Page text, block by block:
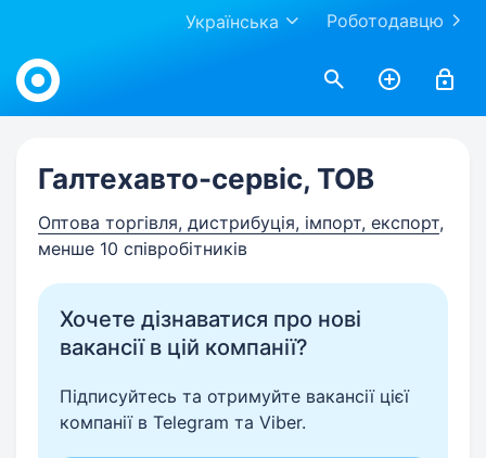
Роботодавцю
Українська
Work.ua
Галтехавто-сервіс, ТОВ
Оптова торгівля, дистрибуція, імпорт, експорт,
менше 10 співробітників
Хочете дізнаватися про нові
вакансії в цій компанії?
Підписуйтесь та отримуйте вакансії цієї
компанії в Telegram та Viber.